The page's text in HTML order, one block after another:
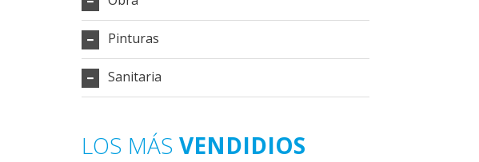
Pinturas
Sanitaria
LOS MÁS VENDIDIOS